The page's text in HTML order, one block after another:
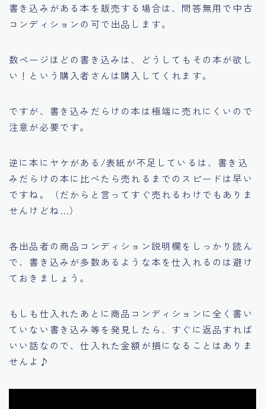
書き込みがある本を販売する場合は、問答無用で中古
コンディションの可で出品します。
数ページほどの書き込みは、どうしてもその本が欲し
い！という購入者さんは購入してくれます。
ですが、書き込みだらけの本は極端に売れにくいので
注意が必要です。
逆に本にヤケがある/表紙が不足している は、書き込
みだらけの本に比べたら売れるまでのスピードは早い
ですね。（だからと言ってすぐ売れるわけでもありま
せんけどね…）
各出品者の商品コンディション説明欄をしっかり読ん
で、書き込みが多数あるような本を仕入れるのは避け
ておきましょう。
もしも仕入れたあとに商品コンディションに全く書い
ていない書き込み等を発見したら、すぐに返品すれば
いい話なので、仕入れた金額が損になることはありま
せんよ♪